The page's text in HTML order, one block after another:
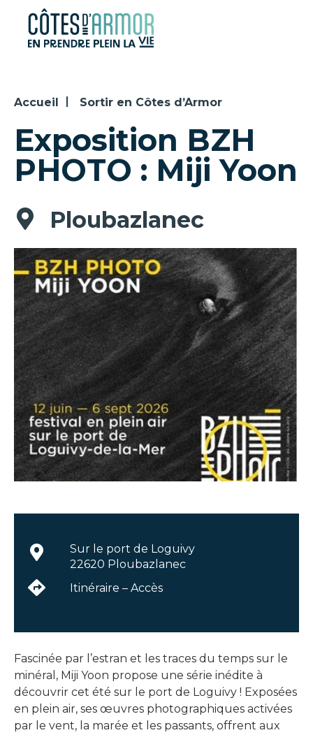
Panneau de gestion des cookies
Accueil Sortir en Côtes d’Armor
Exposition BZH
PHOTO : Miji Yoon
Ploubazlanec
Fascinée par l’estran et les traces du temps sur le
minéral, Miji Yoon propose une série inédite à
découvrir cet été sur le port de Loguivy ! Exposées
en plein air, ses œuvres photographiques activées
par le vent, la marée et les passants, offrent aux
Sur le port de Loguivy
22620 Ploubazlanec
Itinéraire – Accès